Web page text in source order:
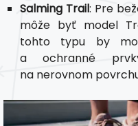
Salming Trail: Pre
môže byť model
tohto typu by
a ochranné
na nerovnom